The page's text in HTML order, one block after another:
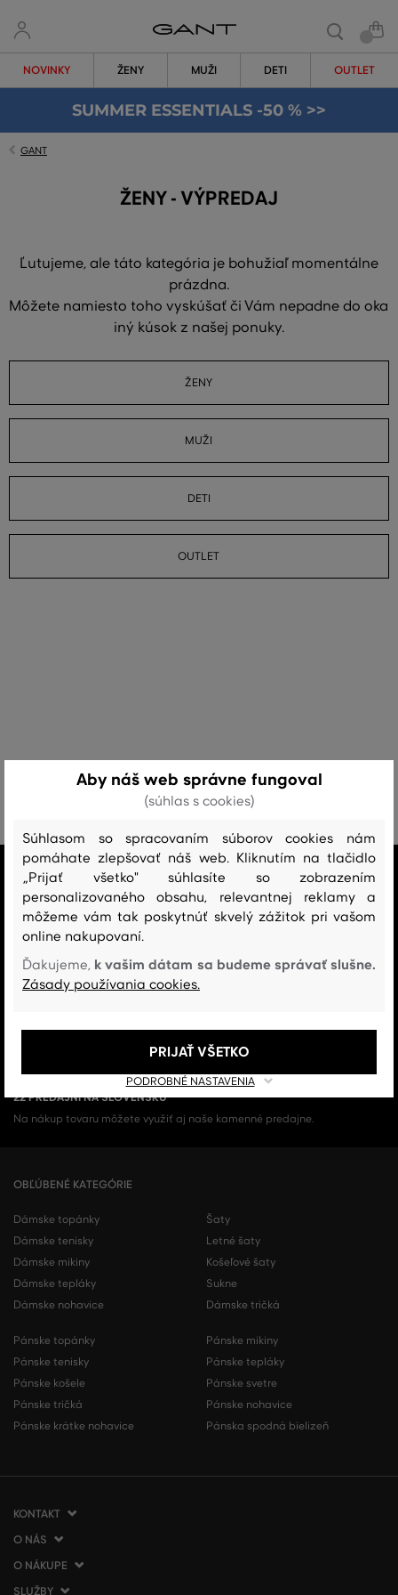
NOVINKY ŽENY MUŽI DETI OUTLET
SUMMER ESSENTIALS -50 % >>
GANT
ŽENY - VÝPREDAJ
Ľutujeme, ale táto kategória je bohužiaľ momentálne
prázdna.
Môžete namiesto toho vyskúšať či Vám nepadne do oka
iný kúsok z našej ponuky.
ŽENY
MUŽI
DETI
OUTLET
VŠETKO SKLADOM
Všetok tovar v e-shope máme na sklade.
ZÁRUKA ORIGINALITY
Výhradné zastúpenie a predaj značky na Slovensku. Kupujete 100%
originál.
22 PREDAJNÍ NA SLOVENSKU
Na nákup tovaru môžete využiť aj naše kamenné predajne.
OBĽÚBENÉ KATEGÓRIE
Dámske topánky
Dámske tenisky
Dámske mikiny
Dámske tepláky
Dámske nohavice
Šaty
Letné šaty
Košeľové šaty
Sukne
Dámske tričká
Pánske topánky
Pánske tenisky
Pánske košele
Pánske tričká
Pánske krátke nohavice
Pánske mikiny
Pánske tepláky
Pánske svetre
Pánske nohavice
Pánska spodná bielizeň
KONTAKT
VERMONT Services Slovakia s. r. o.
Vlčie hrdlo 53
821 07 Bratislava
O NÁS
O spoločnosti
Kontakt
O NÁKUPE
Ako nakupovať
SLUŽBY
Aby náš web správne fungoval
(súhlas s cookies)
Súhlasom so spracovaním súborov cookies nám
pomáhate zlepšovať náš web. Kliknutím na tlačidlo
„Prijať všetko" súhlasíte so zobrazením
personalizovaného obsahu, relevantnej reklamy a
môžeme vám tak poskytnúť skvelý zážitok pri vašom
online nakupovaní.
Ďakujeme, k vašim dátam sa budeme správať slušne.
Zásady používania cookies.
PODROBNÉ NASTAVENIA
PRIJAŤ VŠETKO